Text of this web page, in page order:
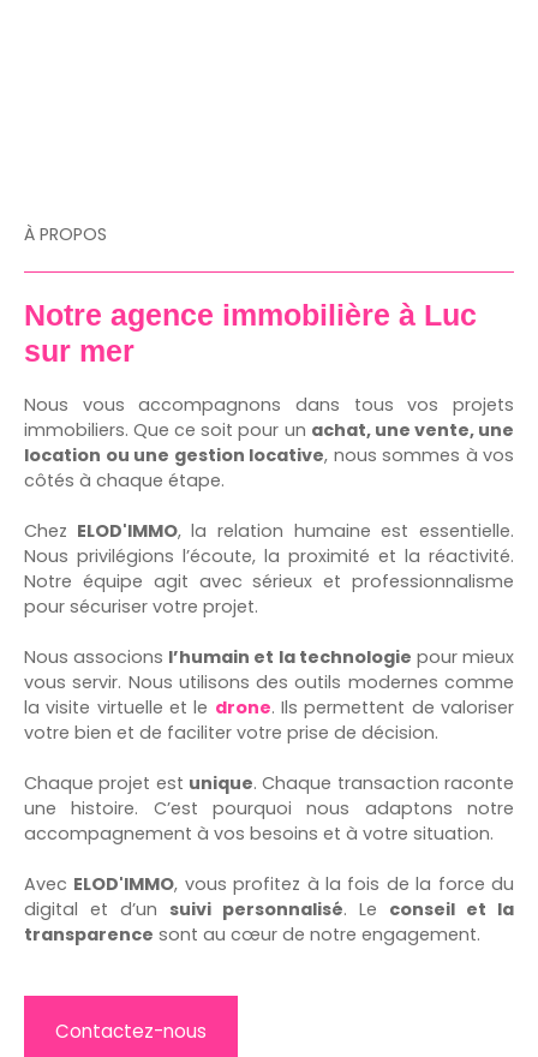
À PROPOS
Notre agence immobilière à Luc
sur mer
Nous vous accompagnons dans tous vos projets
immobiliers. Que ce soit pour un achat, une vente, une
location ou une gestion locative, nous sommes à vos
côtés à chaque étape.
Chez ELOD'IMMO, la relation humaine est essentielle.
Nous privilégions l’écoute, la proximité et la réactivité.
Notre équipe agit avec sérieux et professionnalisme
pour sécuriser votre projet.
Nous associons l’humain et la technologie pour mieux
vous servir. Nous utilisons des outils modernes comme
la visite virtuelle et le drone. Ils permettent de valoriser
votre bien et de faciliter votre prise de décision.
Chaque projet est unique. Chaque transaction raconte
une histoire. C’est pourquoi nous adaptons notre
accompagnement à vos besoins et à votre situation.
Avec ELOD'IMMO, vous profitez à la fois de la force du
digital et d’un suivi personnalisé. Le conseil et la
transparence sont au cœur de notre engagement.
Contactez-nous